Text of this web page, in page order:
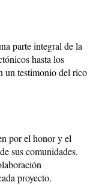
parte integral de la
hasta los
un testimonio del rico
por el honor y el
sus comunidades.
proyecto.